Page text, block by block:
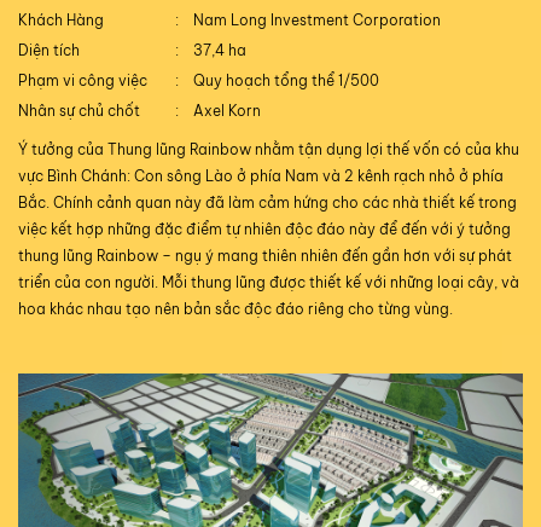
Khách Hàng
Nam Long Investment Corporation
Diện tích
37,4 ha
Phạm vi công việc
Quy hoạch tổng thể 1/500
Nhân sự chủ chốt
Axel Korn
Ý tưởng của Thung lũng Rainbow nhằm tận dụng lợi thế vốn có của khu
vực Bình Chánh: Con sông Lào ở phía Nam và 2 kênh rạch nhỏ ở phía
Bắc. Chính cảnh quan này đã làm cảm hứng cho các nhà thiết kế trong
việc kết hợp những đặc điểm tự nhiên độc đáo này để đến với ý tưởng
thung lũng Rainbow – ngụ ý mang thiên nhiên đến gần hơn với sự phát
triển của con người. Mỗi thung lũng được thiết kế với những loại cây, và
hoa khác nhau tạo nên bản sắc độc đáo riêng cho từng vùng.